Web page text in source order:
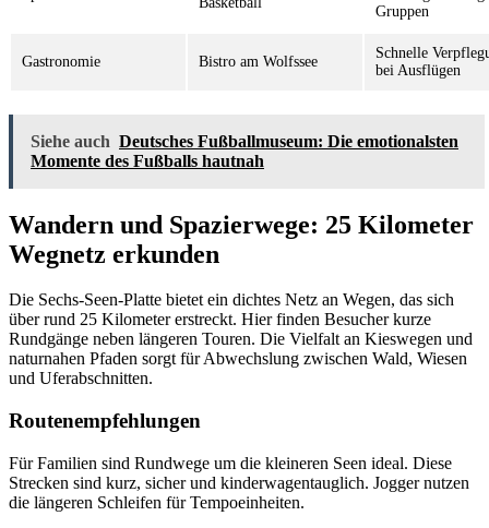
Gruppen
Gastronomie Bistro am Wolfssee
Schnelle
bei Ausflügen
Siehe auch Deutsches Fußballmuseum: Die emotionalsten
Momente des Fußballs hautnah
Wandern und Spazierwege: 25 Kilometer
Wegnetz erkunden
Die Sechs-Seen-Platte bietet ein dichtes Netz an Wegen, das sich
über rund 25 Kilometer erstreckt. Hier finden Besucher kurze
Rundgänge neben längeren Touren. Die Vielfalt an Kieswegen und
naturnahen Pfaden sorgt für Abwechslung zwischen Wald, Wiesen
und Uferabschnitten.
Routenempfehlungen
Für Familien sind Rundwege um die kleineren Seen ideal. Diese
Strecken sind kurz, sicher und kinderwagentauglich. Jogger nutzen
die längeren Schleifen für Tempoeinheiten.